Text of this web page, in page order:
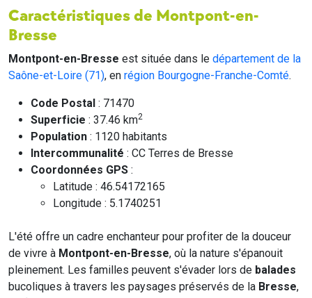
Caractéristiques de Montpont-en-
Bresse
Montpont-en-Bresse est située dans le département de la
Saône-et-Loire (71), en région Bourgogne-Franche-Comté.
Code Postal : 71470
Superficie : 37.46 km2
Population : 1120 habitants
Intercommunalité : CC Terres de Bresse
Coordonnées GPS :
Latitude : 46.54172165
Longitude : 5.1740251
L'été offre un cadre enchanteur pour profiter de la douceur
de vivre à Montpont-en-Bresse, où la nature s'épanouit
pleinement. Les familles peuvent s'évader lors de balades
bucoliques à travers les paysages préservés de la Bresse,